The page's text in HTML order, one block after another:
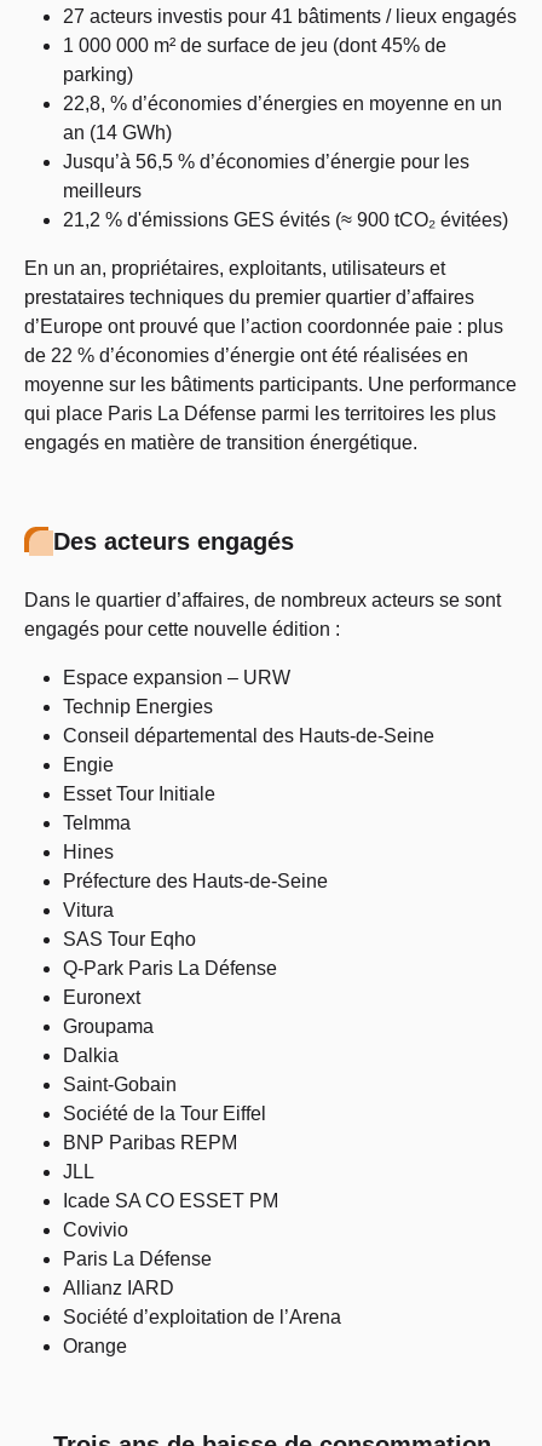
27 acteurs investis pour 41 bâtiments / lieux engagés
1 000 000 m² de surface de jeu (dont 45% de
parking)
22,8, % d’économies d’énergies en moyenne en un
an (14 GWh)
Jusqu’à 56,5 % d’économies d’énergie pour les
meilleurs
21,2 % d'émissions GES évités (≈ 900 tCO₂ évitées)
En un an, propriétaires, exploitants, utilisateurs et
prestataires techniques du premier quartier d’affaires
d’Europe ont prouvé que l’action coordonnée paie : plus
de 22 % d’économies d’énergie ont été réalisées en
moyenne sur les bâtiments participants. Une performance
qui place Paris La Défense parmi les territoires les plus
engagés en matière de transition énergétique.
Des acteurs engagés
Dans le quartier d’affaires, de nombreux acteurs se sont
engagés pour cette nouvelle édition :
Espace expansion – URW
Technip Energies
Conseil départemental des Hauts-de-Seine
Engie
Esset Tour Initiale
Telmma
Hines
Préfecture des Hauts-de-Seine
Vitura
SAS Tour Eqho
Q-Park Paris La Défense
Euronext
Groupama
Dalkia
Saint-Gobain
Société de la Tour Eiffel
BNP Paribas REPM
JLL
Icade SA CO ESSET PM
Covivio
Paris La Défense
Allianz IARD
Société d’exploitation de l’Arena
Orange